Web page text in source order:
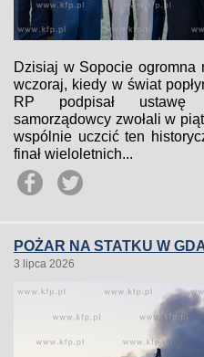
Dzisiaj w Sopocie ogromna
wczoraj, kiedy w świat
RP podpisał ustawę
samorządowcy zwołali w
wspólnie uczcić ten
finał wieloletnich...
POŻAR NA STATKU W
3 lipca 2026